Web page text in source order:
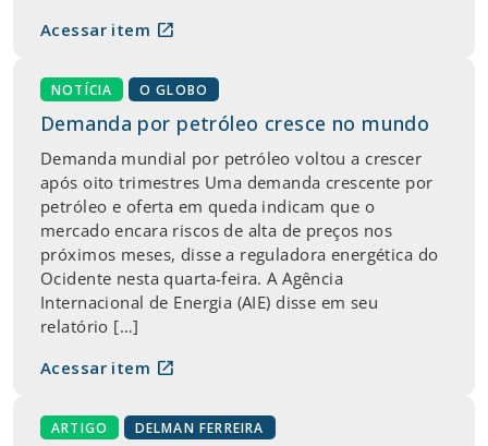
Acessar item open_in_new
NOTÍCIA O GLOBO
Demanda por petróleo cresce no mundo
Demanda mundial por petróleo voltou a crescer
após oito trimestres Uma demanda crescente por
petróleo e oferta em queda indicam que o
mercado encara riscos de alta de preços nos
próximos meses, disse a reguladora energética do
Ocidente nesta quarta-feira. A Agência
Internacional de Energia (AIE) disse em seu
relatório […]
Acessar item open_in_new
ARTIGO DELMAN FERREIRA